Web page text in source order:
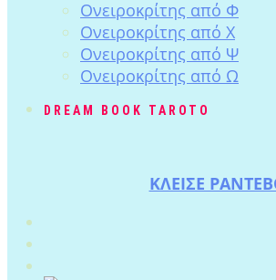
Ονειροκρίτης από Φ
Ονειροκρίτης από Χ
Ονειροκρίτης από Ψ
Ονειροκρίτης από Ω
DREAM BOOK TAROTO
ΚΛΕΙΣΕ